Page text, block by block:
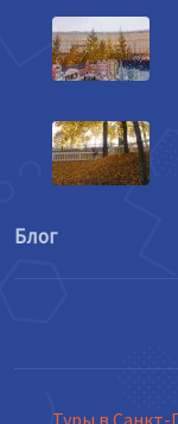
Блог
Туры в Санкт-